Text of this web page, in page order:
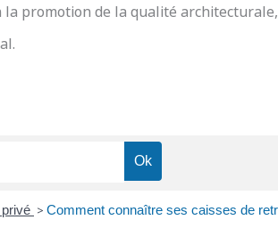
la promotion de la qualité
> Comment connaître ses caisses de